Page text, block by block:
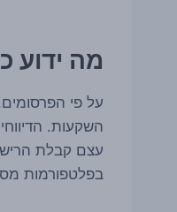
מה ידוע
השקעות.
עצם קבלת
בפלטפורמות